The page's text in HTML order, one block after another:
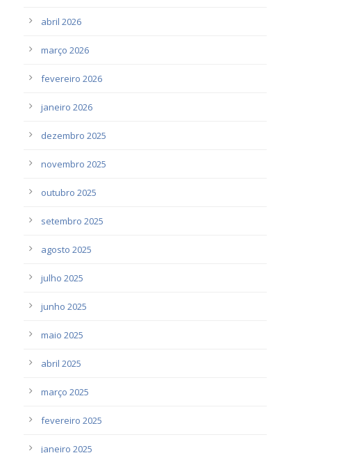
abril 2026
março 2026
fevereiro 2026
janeiro 2026
dezembro 2025
novembro 2025
outubro 2025
setembro 2025
agosto 2025
julho 2025
junho 2025
maio 2025
abril 2025
março 2025
fevereiro 2025
janeiro 2025